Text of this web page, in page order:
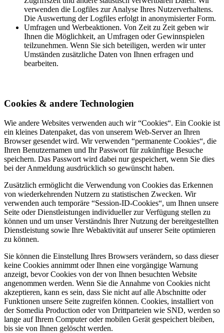
verwenden die Logfiles zur Analyse Ihres Nutzerverhaltens.
Die Auswertung der Logfiles erfolgt in anonymisierter Form.
Umfragen und Werbeaktionen. Von Zeit zu Zeit geben wir
Ihnen die Möglichkeit, an Umfragen oder Gewinnspielen
teilzunehmen. Wenn Sie sich beteiligen, werden wir unter
Umständen zusätzliche Daten von Ihnen erfragen und
bearbeiten.
Cookies & andere Technologien
Wie andere Websites verwenden auch wir “Cookies“. Ein Cookie ist
ein kleines Datenpaket, das von unserem Web-Server an Ihren
Browser gesendet wird. Wir verwenden “permanente Cookies“, die
Ihren Benutzernamen und Ihr Passwort für zukünftige Besuche
speichern. Das Passwort wird dabei nur gespeichert, wenn Sie dies
bei der Anmeldung ausdrücklich so gewünscht haben.
Zusätzlich ermöglicht die Verwendung von Cookies das Erkennen
von wiederkehrenden Nutzern zu statistischen Zwecken. Wir
verwenden auch temporäre “Session-ID-Cookies“, um Ihnen unsere
Seite oder Dienstleistungen individueller zur Verfügung stellen zu
können und um unser Verständnis Ihrer Nutzung der bereitgestellten
Dienstleistung sowie Ihre Webaktivität auf unserer Seite optimieren
zu können.
Sie können die Einstellung Ihres Browsers verändern, so dass dieser
keine Cookies annimmt oder Ihnen eine vorgängige Warnung
anzeigt, bevor Cookies von der von Ihnen besuchten Website
angenommen werden. Wenn Sie die Annahme von Cookies nicht
akzeptieren, kann es sein, dass Sie nicht auf alle Abschnitte oder
Funktionen unsere Seite zugreifen können. Cookies, installiert von
der Somedia Production oder von Drittparteien wie SND, werden so
lange auf Ihrem Computer oder mobilen Gerät gespeichert bleiben,
bis sie von Ihnen gelöscht werden.